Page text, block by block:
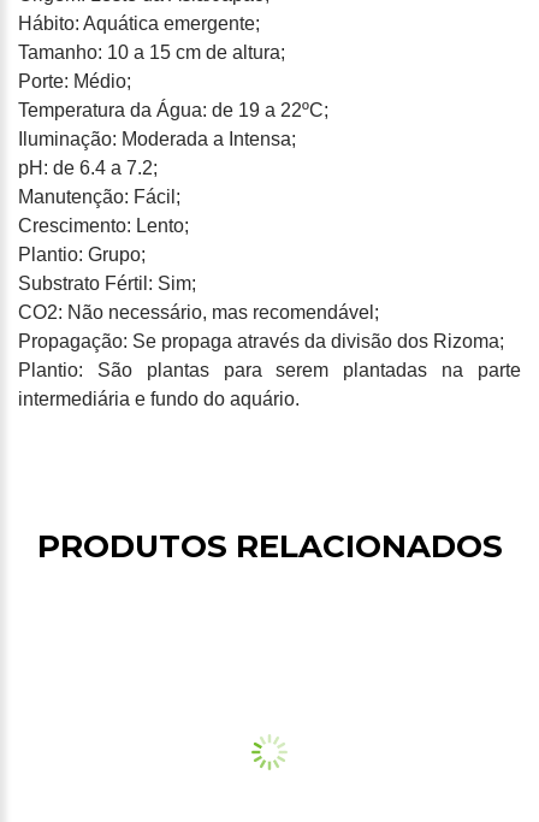
Hábito: Aquática emergente;
Tamanho: 10 a 15 cm de altura;
Porte: Médio;
Temperatura da Água: de 19 a 22ºC;
Iluminação: Moderada a Intensa;
pH: de 6.4 a 7.2;
Manutenção: Fácil;
Crescimento: Lento;
Plantio: Grupo;
Substrato Fértil: Sim;
CO2: Não necessário, mas recomendável;
Propagação: Se propaga através da divisão dos Rizoma;
Plantio: São plantas para serem plantadas na parte
intermediária e fundo do aquário.
PRODUTOS RELACIONADOS